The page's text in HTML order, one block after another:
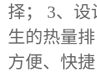
择； 3、
生的热量
方便、快